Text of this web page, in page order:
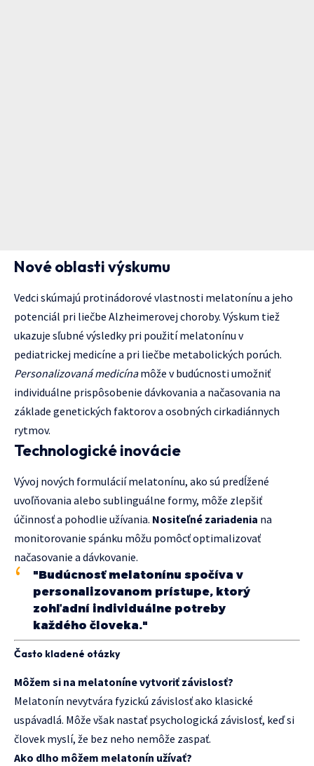
Nové oblasti výskumu
Vedci skúmajú protinádorové vlastnosti melatonínu a jeho
potenciál pri liečbe Alzheimerovej choroby. Výskum tiež
ukazuje sľubné výsledky pri použití melatonínu v
pediatrickej medicíne a pri liečbe metabolických porúch.
Personalizovaná medicínamôže v budúcnosti umožniť
individuálne prispôsobenie dávkovania a načasovania na
základe genetických faktorov a osobných cirkadiánnych
rytmov.
Technologické inovácie
Vývoj nových formulácií melatonínu, ako sú predĺžené
uvoľňovania alebo sublinguálne formy, môže zlepšiť
účinnosť a pohodlie užívania. Nositeľné zariadenia na
monitorovanie spánku môžu pomôcť optimalizovať
načasovanie a dávkovanie.
"Budúcnosť melatonínu spočíva v
personalizovanom prístupe, ktorý
zohľadní individuálne potreby
každého človeka."
Často kladené otázky
Môžem si na melatoníne vytvoriť závislosť?
Melatonín nevytvára fyzickú závislosť ako klasické
uspávadlá. Môže však nastať psychologická závislosť, keď si
človek myslí, že bez neho nemôže zaspať.
Ako dlho môžem melatonín užívať?